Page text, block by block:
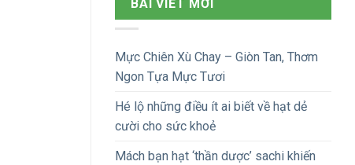
BÀI VIẾT MỚI
Mực Chiên Xù Chay – Giòn Tan, Thơm
Ngon Tựa Mực Tươi
Hé lộ những điều ít ai biết về hạt dẻ
cười cho sức khoẻ
Mách bạn hạt ‘thần dược’ sachi khiến